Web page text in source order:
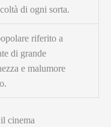
di ogni sorta.
riferito a
di grande
e malumore
cinema